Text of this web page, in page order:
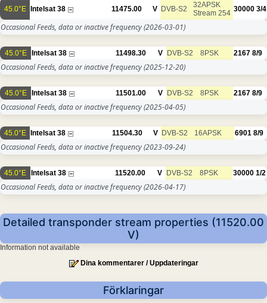
45.0°E Intelsat 38 11475.00 V DVB-S2
32APSK
Stream 254 30000 3/4
Occasional Feeds, data or inactive frequency(2026-03-01)
45.0°E Intelsat 38 11498.30 V DVB-S2 8PSK 2167 8/9
Occasional Feeds, data or inactive frequency(2025-12-20)
45.0°E Intelsat 38 11501.00 V DVB-S2 8PSK 2167 8/9
Occasional Feeds, data or inactive frequency(2025-04-05)
45.0°E Intelsat 38 11504.30 V DVB-S2 16APSK 6901 8/9
Occasional Feeds, data or inactive frequency(2023-09-24)
45.0°E Intelsat 38 11520.00 V DVB-S2 8PSK 30000 1/2
Occasional Feeds, data or inactive frequency(2026-04-17)
Detailed transponder stream properties (11520.00
V)
Information not available
Dina kommentarer / Uppdateringar
Förklaringar